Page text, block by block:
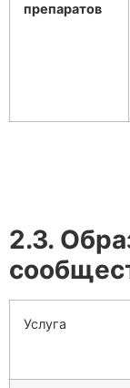
препаратов
2.3.
Услуга